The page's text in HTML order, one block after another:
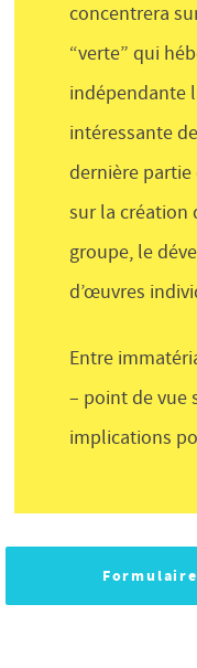
concentrera
“verte” qui
indépendante
intéressante
dernière
sur la création
groupe, le
d’œuvres
Entre
– point de vue
implications